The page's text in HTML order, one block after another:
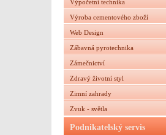
Výpočetní technika
Výroba cementového zboží
Web Design
Zábavná pyrotechnika
Zámečnictví
Zdravý životní styl
Zimní zahrady
Zvuk - světla
Podnikatelský servis